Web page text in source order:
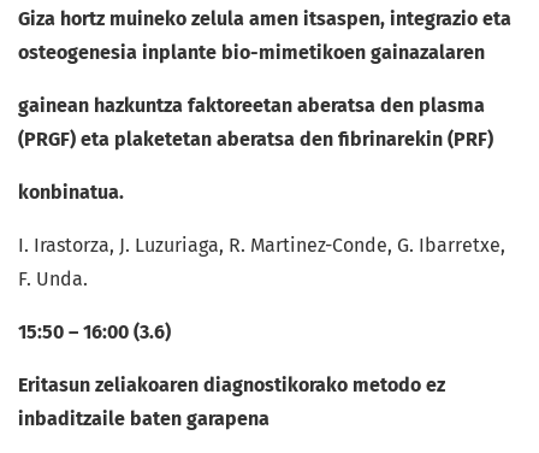
Giza hortz muineko zelula amen itsaspen, integrazio eta
osteogenesia inplante bio-mimetikoen gainazalaren
gainean hazkuntza faktoreetan aberatsa den plasma
(PRGF) eta plaketetan aberatsa den fibrinarekin (PRF)
konbinatua.
I. Irastorza, J. Luzuriaga, R. Martinez-Conde, G. Ibarretxe,
F. Unda.
15:50 – 16:00 (3.6)
Eritasun zeliakoaren diagnostikorako metodo ez
inbaditzaile baten garapena